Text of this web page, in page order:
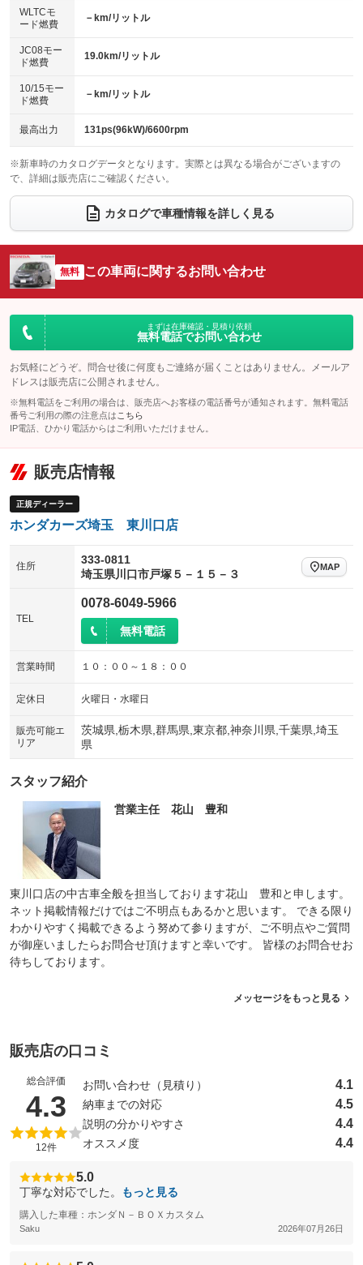
センターデフロック
：装備なし
電動格納ミラー
：装備あり
エアロ
：装備なし
ローダウン
：装備なし
ベンチシート
：装備なし
チップアップシート
：装備なし
電動格納サードシート
：装備なし シートヒーター
：装備なし
ウォークスルー
電動リアゲート フロントカメラ
：装備なし
シートエアコン
：装備なし 全周囲カメラ
：装備なし
サイドカメラ
：装備なし ルーフレール
：装備なし
エアサスペンション ヘッドライトウォッシャー
WLTCモ
ード燃費
－km/リットル
JC08モー
ド燃費
19.0km/リットル
10/15モー
ド燃費
－km/リットル
最高出力 131ps(96kW)/6600rpm
※新車時のカタログデータとなります。実際とは異なる場合がございますの
で、詳細は販売店にご確認ください。
カタログで車種情報を詳しく見る
無料 この車両に関するお問い合わせ
まずは在庫確認・見積り依頼
無料電話でお問い合わせ
お気軽にどうぞ。問合せ後に何度もご連絡が届くことはありません。メールア
ドレスは販売店に公開されません。
※無料電話をご利用の場合は、販売店へお客様の電話番号が通知されます。無料電話
番号ご利用の際の注意点は こちら
IP電話、ひかり電話からはご利用いただけません。
販売店情報
正規ディーラー
ホンダカーズ埼玉 東川口店
住所
333-0811
埼玉県川口市戸塚５－１５－３
MAP
TEL
0078-6049-5966
無料電話
営業時間 １０：００～１８：００
定休日 火曜日・水曜日
販売可能エ
リア
茨城県,栃木県,群馬県,東京都,神奈川県,千葉県,埼玉
県
スタッフ紹介
営業主任 花山 豊和
東川口店の中古車全般を担当しております花山 豊和と申します。
ネット掲載情報だけではご不明点もあるかと思います。 できる限り
わかりやすく掲載できるよう努めて参りますが、ご不明点やご質問
が御座いましたらお問合せ頂けますと幸いです。 皆様のお問合せお
待ちしております。
メッセージをもっと見る
販売店の口コミ
総合評価
4.3 （5点満点中）
12件
お問い合わせ（見積り） 4.1
納車までの対応 4.5
説明の分かりやすさ 4.4
オススメ度 4.4
5.0
丁寧な対応でした。 もっと見る
購入した車種：ホンダＮ－ＢＯＸカスタム
Saku 2026年07月26日